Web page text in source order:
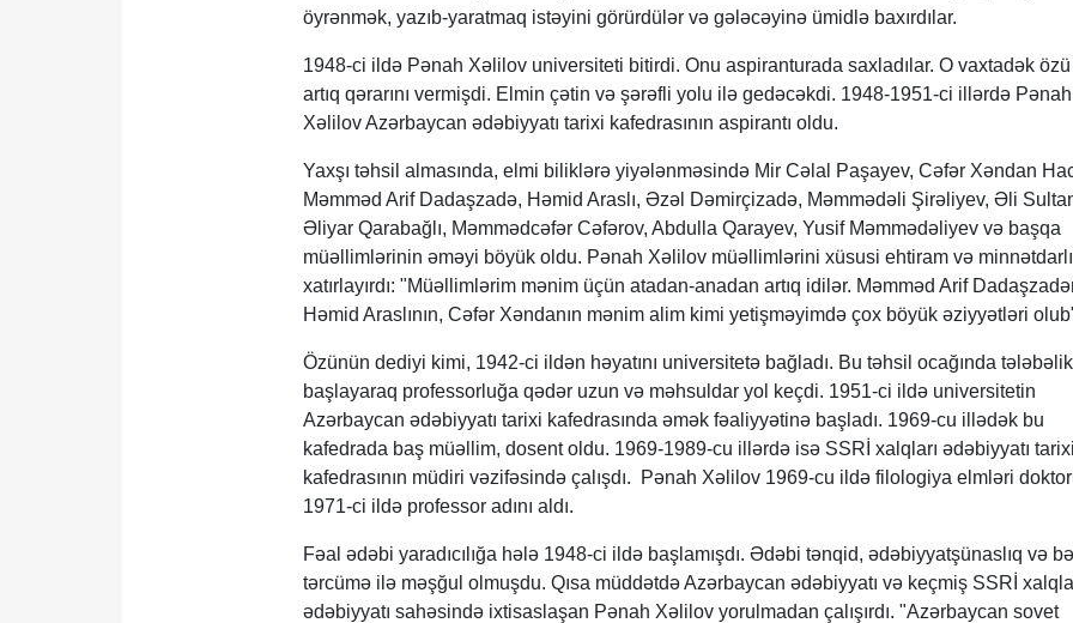
öyrənmək, yazıb-yaratmaq istəyini görürdülər və gələcəyinə ümidlə baxırdılar.
1948-ci ildə Pənah Xəlilov universiteti bitirdi. Onu aspiranturada saxladılar. O vaxtadək
artıq qərarını vermişdi. Elmin çətin və şərəfli yolu ilə gedəcəkdi. 1948-1951-ci illərdə Pənah
Xəlilov Azərbaycan ədəbiyyatı tarixi kafedrasının aspirantı oldu.
Yaxşı təhsil almasında, elmi biliklərə yiyələnməsində Mir Cəlal Paşayev, Cəfər Xəndan
Məmməd Arif Dadaşzadə, Həmid Araslı, Əzəl Dəmirçizadə, Məmmədəli Şirəliyev, Əli
Əliyar Qarabağlı, Məmmədcəfər Cəfərov, Abdulla Qarayev, Yusif Məmmədəliyev və başqa
müəllimlərinin əməyi böyük oldu. Pənah Xəlilov müəllimlərini xüsusi ehtiram və
xatırlayırdı: "Müəllimlərim mənim üçün atadan-anadan artıq idilər. Məmməd Arif
Həmid Araslının, Cəfər Xəndanın mənim alim kimi yetişməyimdə çox böyük əziyyətləri
Özünün dediyi kimi, 1942-ci ildən həyatını universitetə bağladı. Bu təhsil ocağında
başlayaraq professorluğa qədər uzun və məhsuldar yol keçdi. 1951-ci ildə universitetin
Azərbaycan ədəbiyyatı tarixi kafedrasında əmək fəaliyyətinə başladı. 1969-cu illədək bu
kafedrada baş müəllim, dosent oldu. 1969-1989-cu illərdə isə SSRİ xalqları ədəbiyyatı tarixi
kafedrasının müdiri vəzifəsində çalışdı. Pənah Xəlilov 1969-cu ildə filologiya elmləri
1971-ci ildə professor adını aldı.
Fəal ədəbi yaradıcılığa hələ 1948-ci ildə başlamışdı. Ədəbi tənqid, ədəbiyyatşünaslıq və
tərcümə ilə məşğul olmuşdu. Qısa müddətdə Azərbaycan ədəbiyyatı və keçmiş SSRİ
ədəbiyyatı sahəsində ixtisaslaşan Pənah Xəlilov yorulmadan çalışırdı. "Azərbaycan sovet